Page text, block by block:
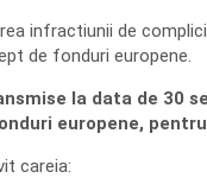
infractiunii de
de fonduri europene.
la data de 30
europene,
careia: